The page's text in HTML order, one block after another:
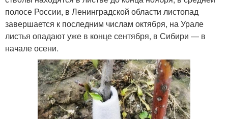
полосе России, в Ленинградской области листопад
завершается к последним числам октября, на Урале
листья опадают уже в конце сентября, в Сибири — в
начале осени.